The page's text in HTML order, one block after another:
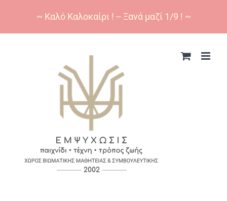
~ Καλό Καλοκαίρι ! -- Ξανά μαζί 1/9 ! ~